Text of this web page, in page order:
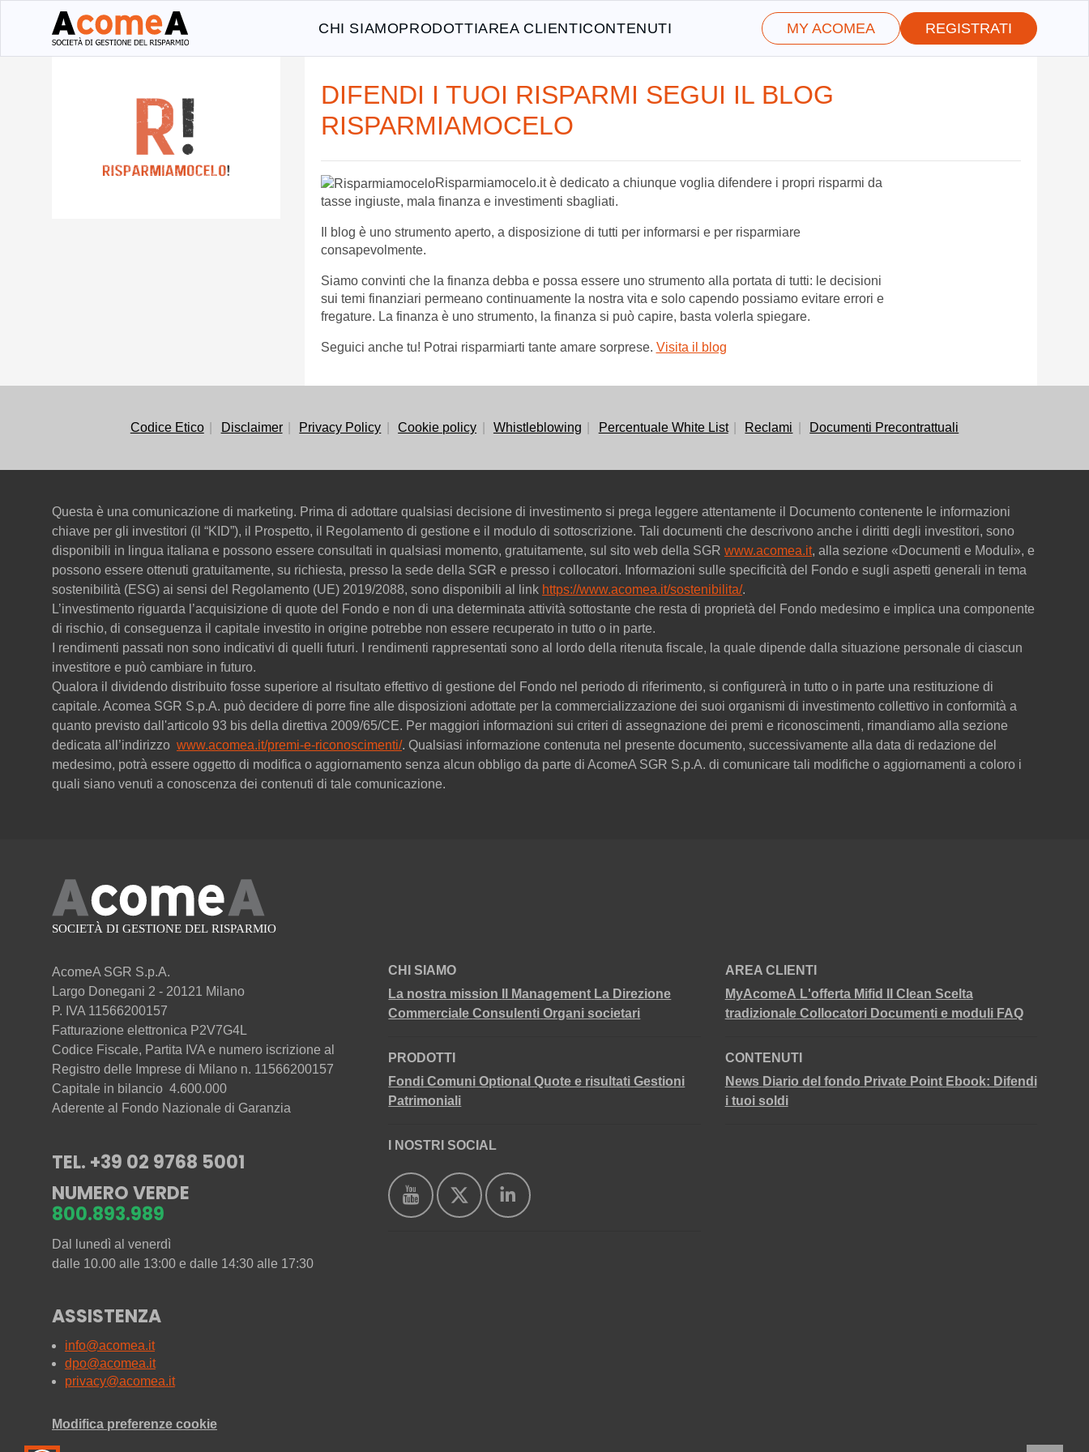
CHI SIAMOPRODOTTIAREA CLIENTICONTENUTI MY ACOMEA REGISTRATI
DIFENDI I TUOI RISPARMI SEGUI IL BLOG
RISPARMIAMOCELO
Risparmiamocelo.it è dedicato a chiunque voglia difendere i propri risparmi da
tasse ingiuste, mala finanza e investimenti sbagliati.
Il blog è uno strumento aperto, a disposizione di tutti per informarsi e per risparmiare
consapevolmente.
Siamo convinti che la finanza debba e possa essere uno strumento alla portata di tutti: le decisioni
sui temi finanziari permeano continuamente la nostra vita e solo capendo possiamo evitare errori e
fregature. La finanza è uno strumento, la finanza si può capire, basta volerla spiegare.
Seguici anche tu! Potrai risparmiarti tante amare sorprese. Visita il blog
Codice Etico Disclaimer Privacy Policy Cookie policy Whistleblowing Percentuale White List Reclami Documenti Precontrattuali
Questa è una comunicazione di marketing. Prima di adottare qualsiasi decisione di investimento si prega leggere attentamente il Documento contenente le informazioni
chiave per gli investitori (il “KID”), il Prospetto, il Regolamento di gestione e il modulo di sottoscrizione. Tali documenti che descrivono anche i diritti degli investitori, sono
disponibili in lingua italiana e possono essere consultati in qualsiasi momento, gratuitamente, sul sito web della SGR www.acomea.it, alla sezione «Documenti e Moduli», e
possono essere ottenuti gratuitamente, su richiesta, presso la sede della SGR e presso i collocatori. Informazioni sulle specificità del Fondo e sugli aspetti generali in tema
sostenibilità (ESG) ai sensi del Regolamento (UE) 2019/2088, sono disponibili al link https://www.acomea.it/sostenibilita/.
L’investimento riguarda l’acquisizione di quote del Fondo e non di una determinata attività sottostante che resta di proprietà del Fondo medesimo e implica una componente
di rischio, di conseguenza il capitale investito in origine potrebbe non essere recuperato in tutto o in parte.
I rendimenti passati non sono indicativi di quelli futuri. I rendimenti rappresentati sono al lordo della ritenuta fiscale, la quale dipende dalla situazione personale di ciascun
investitore e può cambiare in futuro.
Qualora il dividendo distribuito fosse superiore al risultato effettivo di gestione del Fondo nel periodo di riferimento, si configurerà in tutto o in parte una restituzione di
capitale. Acomea SGR S.p.A. può decidere di porre fine alle disposizioni adottate per la commercializzazione dei suoi organismi di investimento collettivo in conformità a
quanto previsto dall'articolo 93 bis della direttiva 2009/65/CE. Per maggiori informazioni sui criteri di assegnazione dei premi e riconoscimenti, rimandiamo alla sezione
dedicata all’indirizzo www.acomea.it/premi-e-riconoscimenti/. Qualsiasi informazione contenuta nel presente documento, successivamente alla data di redazione del
medesimo, potrà essere oggetto di modifica o aggiornamento senza alcun obbligo da parte di AcomeA SGR S.p.A. di comunicare tali modifiche o aggiornamenti a coloro i
quali siano venuti a conoscenza dei contenuti di tale comunicazione.
AcomeA SGR S.p.A.
Largo Donegani 2 - 20121 Milano
P. IVA 11566200157
Fatturazione elettronica P2V7G4L
Codice Fiscale, Partita IVA e numero iscrizione al
Registro delle Imprese di Milano n. 11566200157
Capitale in bilancio 4.600.000
Aderente al Fondo Nazionale di Garanzia
TEL. +39 02 9768 5001
NUMERO VERDE
800.893.989
Dal lunedì al venerdì
dalle 10.00 alle 13:00 e dalle 14:30 alle 17:30
ASSISTENZA
info@acomea.it
dpo@acomea.it
privacy@acomea.it
Modifica preferenze cookie
CHI SIAMO
La nostra mission
Il Management La Direzione
Commerciale Consulenti Organi societari
PRODOTTI
Fondi Comuni Optional Quote e risultati Gestioni
Patrimoniali
I NOSTRI SOCIAL
AREA CLIENTI
MyAcomeA L'offerta Mifid II Clean Scelta
tradizionale Collocatori Documenti e moduli FAQ
CONTENUTI
News Diario del fondo Private Point Ebook: Difendi
i tuoi soldi